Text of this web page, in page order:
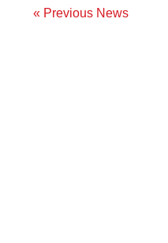
« Previous News